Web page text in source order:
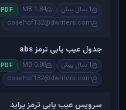
1 سال پیش 1.84 MB
PDF
cosehof132@dwriters.com
جدول عیب یابی ترمز abs
1 سال پیش 0.88 MB
PDF
cosehof132@dwriters.com
سرویس عیب یابی ترمز پراید